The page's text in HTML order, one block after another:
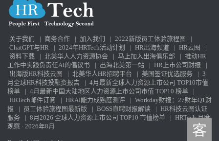
关于我们 | 商务合作 | 加入我们 | 2022新版员工体验旅程图
|
ChatGPT与HR
| 2024年HRTech活动计划 | HR出海频道 | HR云图
|
资料下载
| 北美华人人力资源协会 | 马上加入出海俱乐部 | 推动HR
工作中实践负责任AI的倡议书
| 出海北美第一站 | HR上市公司财报
|
出海版HR科技云图
| 北美华人HR招聘平台 | 美国签证优选服务 | 3
月全球HR科技投融资报告
| 4月最新全球人力资源上市公司 TOP10市值
榜单
| 4月最新中国大陆地区人力资源上市公司市值 TOP10 榜单
|
HRTech邮件订阅
| HRAI能力成熟度测评 | Workday财报：27财年Q1财
报
| 员工体验旅程图最新版 | BOSS直聘财报解读 | HR科技云图认证
服务
| 8月2026 全球人力资源上市公司 TOP10 市值榜单 | HRTech 月度
观察 · 2026年8月
客